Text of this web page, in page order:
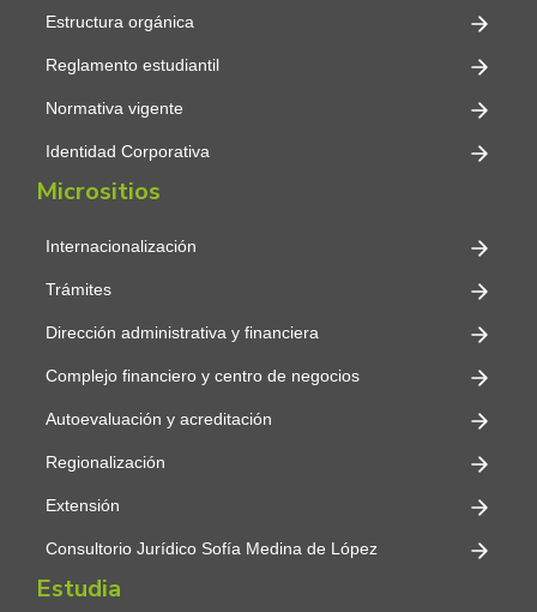
Estructura orgánica
Reglamento estudiantil
Normativa vigente
Identidad Corporativa
Micrositios
Internacionalización
Trámites
Dirección administrativa y financiera
Complejo financiero y centro de negocios
Autoevaluación y acreditación
Regionalización
Extensión
Consultorio Jurídico Sofía Medina de López
Estudia